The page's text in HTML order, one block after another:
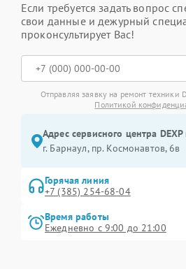
Если требуется задать вопрос
свои данные и дежурный
проконсультирует Вас!
Отправляя заявку на ремонт техники
Политикой
Адрес сервисного центра
г. Барнаул, ​пр. Космонавтов, 6в
Горячая линия
+7 (385) 254-68-04
Время работы
Ежедневно с 9:00 до 21:00